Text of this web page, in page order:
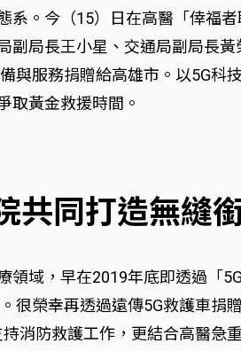
。今（15）日在高醫「倖福
局長王小星、交通局副局長
與服務捐贈給高雄市。以5G科
取黃金救援時間。
共同打造無縫
域，早在2019年底即透過「
很榮幸再透過遠傳5G救護車捐
消防救護工作，更結合高醫急